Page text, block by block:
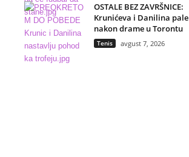
OSTALE BEZ ZAVRŠNICE:
Krunićeva i Danilina pale
nakon drame u Torontu
Tenis avgust 7, 2026